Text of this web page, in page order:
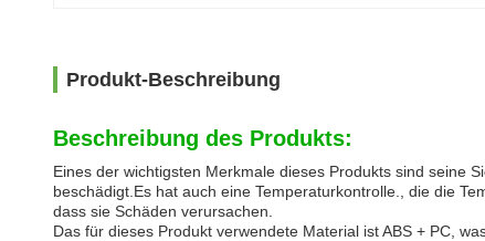
Produkt-Beschreibung
Beschreibung des Produkts:
Eines der wichtigsten Merkmale dieses Produkts sind seine
beschädigt.Es hat auch eine Temperaturkontrolle., die die
dass sie Schäden verursachen.
Das für dieses Produkt verwendete Material ist ABS + PC,